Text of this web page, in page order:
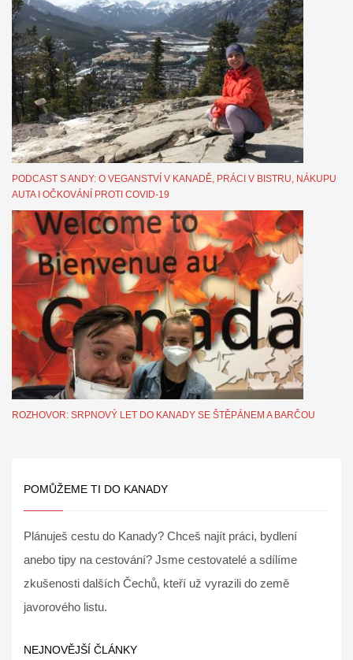
PODCAST S ANDY: O VEGANSTVÍ V KANADĚ, PRÁCI V BISTRU, NÁKUPU
AUTA I OČKOVÁNÍ PROTI COVID-19
ROZHOVOR: SRPNOVÝ LET DO KANADY SE ŠTĚPÁNEM A BARČOU
POMŮŽEME TI DO KANADY
Plánuješ cestu do Kanady? Chceš najít práci, bydlení
anebo tipy na cestování? Jsme cestovatelé a sdílíme
zkušenosti dalších Čechů, kteří už vyrazili do země
javorového listu.
NEJNOVĚJŠÍ ČLÁNKY